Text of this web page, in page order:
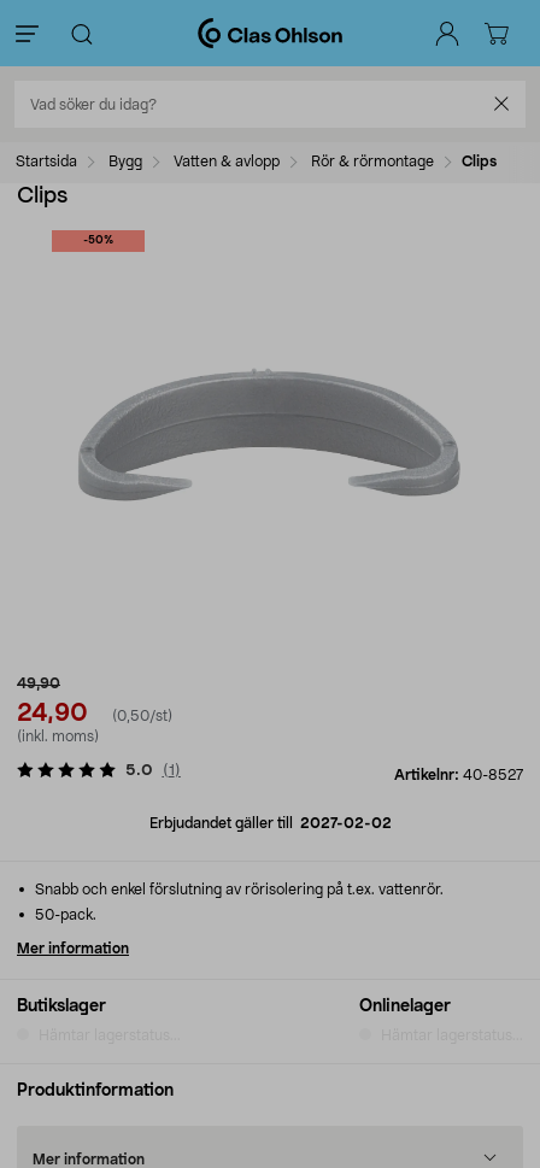
Startsida Bygg Vatten & avlopp Rör & rörmontage Clips
Clips
-50%
49,90
24,90
(0,50/st)
(inkl. moms)
Artikelnr: 40-8527
5.0 (1 )
Erbjudandet gäller till 2027-02-02
Butikslager Onlinelager
Snabb och enkel förslutning av rörisolering på t.ex. vattenrör.
50-pack.
Mer information
Produktinformation
Mer information